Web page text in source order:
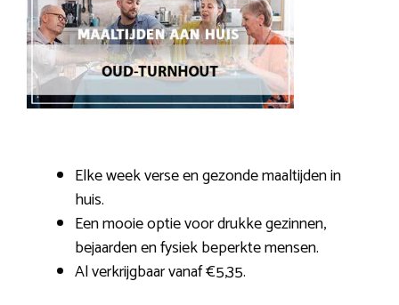
Elke week verse en gezonde maaltijden in
huis.
Een mooie optie voor drukke gezinnen,
bejaarden en fysiek beperkte mensen.
Al verkrijgbaar vanaf €5,35.